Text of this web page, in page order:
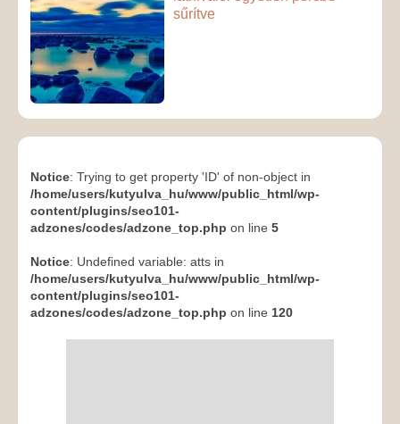
sűrítve
Notice: Trying to get property 'ID' of non-object in
/home/users/kutyulva_hu/www/public_html/wp-
content/plugins/seo101-
adzones/codes/adzone_top.php on line 5
Notice: Undefined variable: atts in
/home/users/kutyulva_hu/www/public_html/wp-
content/plugins/seo101-
adzones/codes/adzone_top.php on line 120